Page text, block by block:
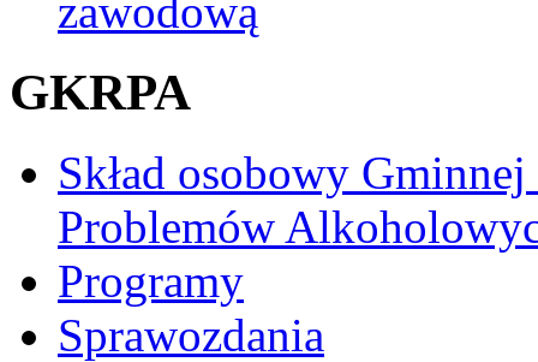
zawodową
GKRPA
Skład osobowy
Problemów
Programy
Sprawozdania